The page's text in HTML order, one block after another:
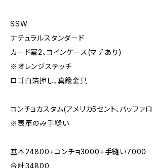
SSW
ナチュラルスタンダード
カード室2、コインケース(マチあり)
※オレンジステッチ
ロゴ白箔押し、真鍮金具
コンチョカスタム(アメリカ5セント、バッファ
※表革のみ手縫い
基本24800+コンチョ3000+手縫い7000
合計34800